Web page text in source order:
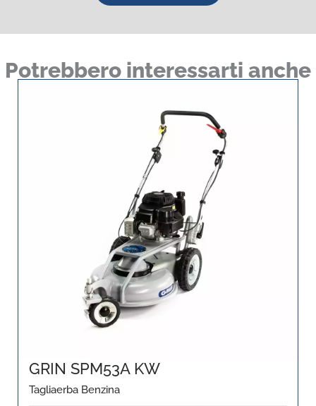
Potrebbero interessarti anche
GRIN SPM53A KW
Tagliaerba Benzina